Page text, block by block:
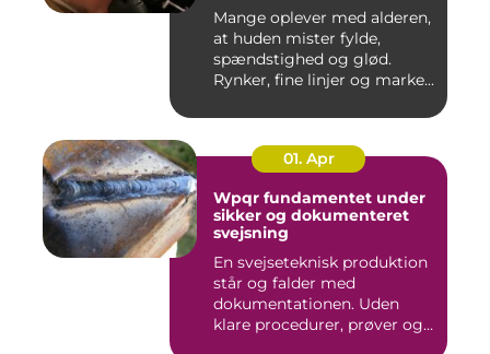
Mange oplever med alderen,
at huden mister fylde,
spændstighed og glød.
Rynker, fine linjer og marke...
01. Apr
Wpqr fundamentet under
sikker og dokumenteret
svejsning
En svejseteknisk produktion
står og falder med
dokumentationen. Uden
klare procedurer, prøver og